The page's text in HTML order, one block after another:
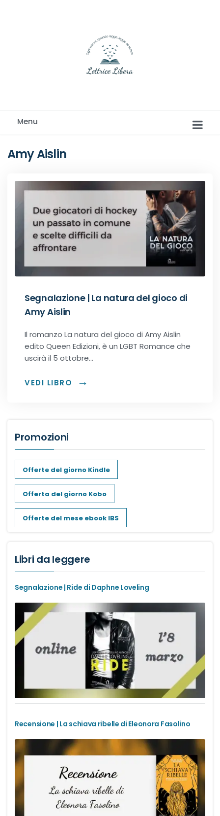
Menu
Romance e Romanzi rosa
Recensioni Narrativa
Classici
Age-gap romance
Dark romance
Erotic romance
Forbidden Romance
Medical romance
MM romance
Music Romance
New adult
Office romance
Paranormal romance
Police Romance
QLGBT romance
Romance Contemporanei
Romance Distopici
Amy Aislin
Segnalazione | La natura del gioco di
Amy Aislin
Il romanzo La natura del gioco di Amy Aislin
edito Queen Edizioni, è un LGBT Romance che
uscirà il 5 ottobre…
VEDI LIBRO
Promozioni
Offerte del giorno Kindle
Offerta del giorno Kobo
Offerte del mese ebook IBS
Libri da leggere
Segnalazione | Ride di Daphne Loveling
Recensione | La schiava ribelle di Eleonora Fasolino